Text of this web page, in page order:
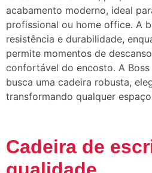
acabamento moderno, ideal
profissional ou home office. A
resistência e durabilidade,
permite momentos de
confortável do encosto. A
busca uma cadeira robusta,
transformando qualquer
Cadeira de